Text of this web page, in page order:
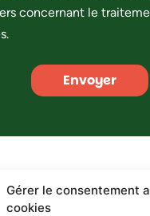
Gérer le consentement
cookies
concernant le
Envoyer